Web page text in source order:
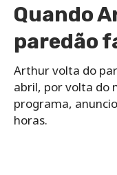
Quando
paredão
Arthur volta do
abril, por volta do
programa,
horas.